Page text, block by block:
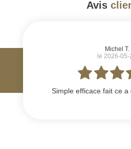
Avis
Michel T.
le 2026-05-
Simple efficace fait ce a